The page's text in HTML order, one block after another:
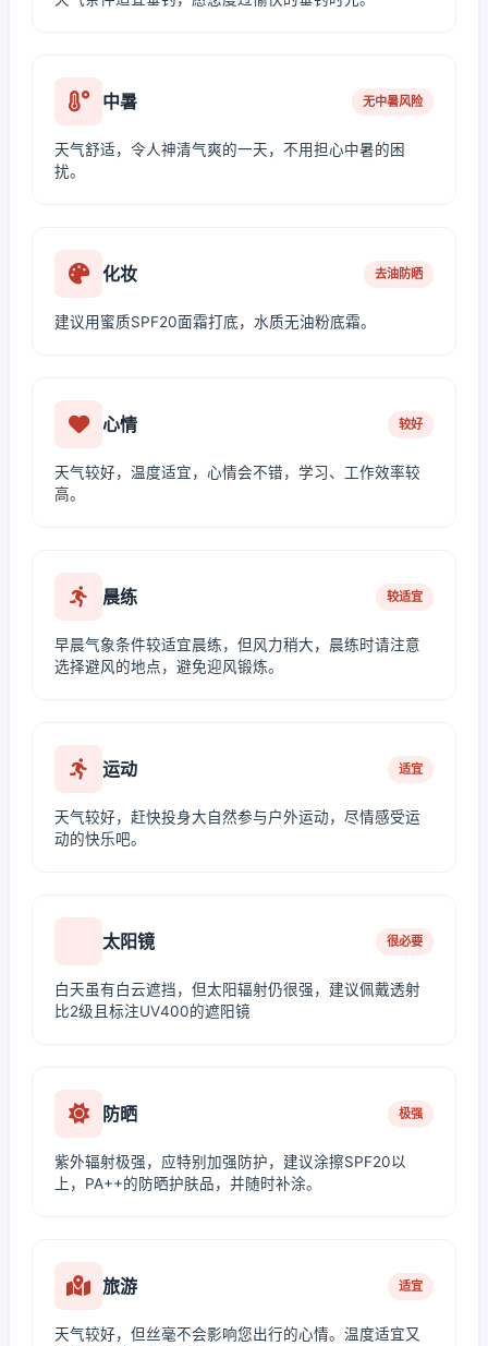
中暑 无中暑风险
天气舒适，令人神清气爽的一天，不用担心中暑的困
扰。
化妆 去油防晒
建议用蜜质SPF20面霜打底，水质无油粉底霜。
心情 较好
天气较好，温度适宜，心情会不错，学习、工作效率较
高。
晨练 较适宜
早晨气象条件较适宜晨练，但风力稍大，晨练时请注意
选择避风的地点，避免迎风锻炼。
运动 适宜
天气较好，赶快投身大自然参与户外运动，尽情感受运
动的快乐吧。
太阳镜 很必要
白天虽有白云遮挡，但太阳辐射仍很强，建议佩戴透射
比2级且标注UV400的遮阳镜
防晒 极强
紫外辐射极强，应特别加强防护，建议涂擦SPF20以
上，PA++的防晒护肤品，并随时补涂。
旅游 适宜
天气较好，但丝毫不会影响您出行的心情。温度适宜又